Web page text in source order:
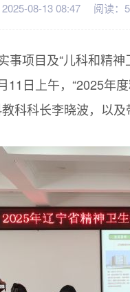
08-13 08:47 阅读：
事项目及“儿科和精
日上午，“2025年
科科长李晓波，以